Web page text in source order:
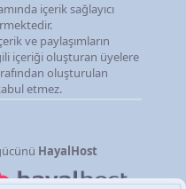
içerik sağlayıcı
ve paylaşımların
içeriği oluşturan üyelere
oluşturulan
etmez.
HayalHost